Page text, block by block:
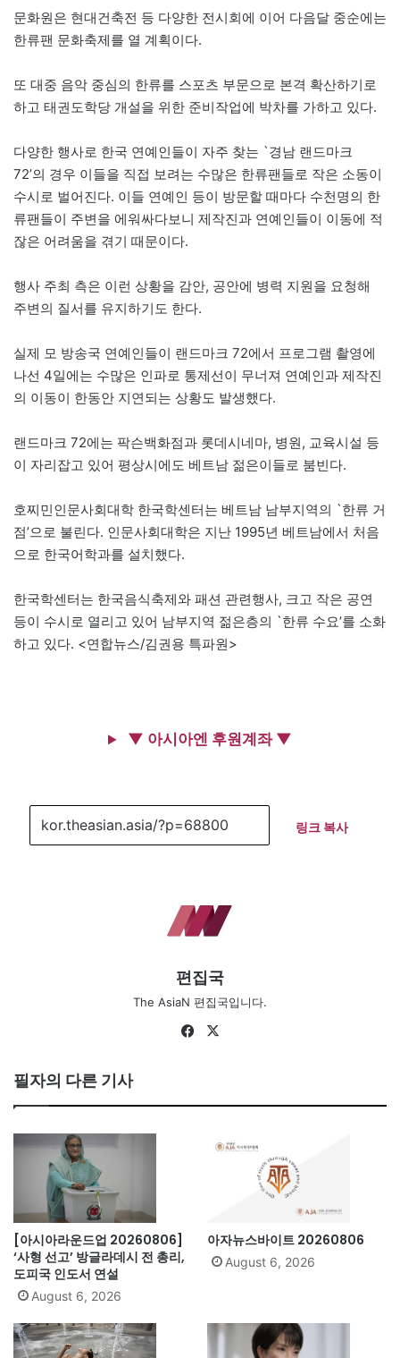
문화원은 현대건축전 등 다양한 전시회에 이어 다음달 중순에는
한류팬 문화축제를 열 계획이다.
또 대중 음악 중심의 한류를 스포츠 부문으로 본격 확산하기로
하고 태권도학당 개설을 위한 준비작업에 박차를 가하고 있다.
다양한 행사로 한국 연예인들이 자주 찾는 `경남 랜드마크
72’의 경우 이들을 직접 보려는 수많은 한류팬들로 작은 소동이
수시로 벌어진다. 이들 연예인 등이 방문할 때마다 수천명의 한
류팬들이 주변을 에워싸다보니 제작진과 연예인들이 이동에 적
잖은 어려움을 겪기 때문이다.
행사 주최 측은 이런 상황을 감안, 공안에 병력 지원을 요청해
주변의 질서를 유지하기도 한다.
실제 모 방송국 연예인들이 랜드마크 72에서 프로그램 촬영에
나선 4일에는 수많은 인파로 통제선이 무너져 연예인과 제작진
의 이동이 한동안 지연되는 상황도 발생했다.
랜드마크 72에는 팍슨백화점과 롯데시네마, 병원, 교육시설 등
이 자리잡고 있어 평상시에도 베트남 젊은이들로 붐빈다.
호찌민인문사회대학 한국학센터는 베트남 남부지역의 `한류 거
점’으로 불린다. 인문사회대학은 지난 1995년 베트남에서 처음
으로 한국어학과를 설치했다.
한국학센터는 한국음식축제와 패션 관련행사, 크고 작은 공연
등이 수시로 열리고 있어 남부지역 젊은층의 `한류 수요’를 소화
하고 있다. <연합뉴스/김권용 특파원>
▼ 아시아엔 후원계좌 ▼
링크 복사
편집국
The AsiaN 편집국입니다.
Fa
필자의 다른 기사
[아시아라운드업 20260806]
‘사형 선고’ 방글라데시 전 총리,
도피국 인도서 연설
August 6, 2026
아자뉴스바이트 20260806
August 6, 2026